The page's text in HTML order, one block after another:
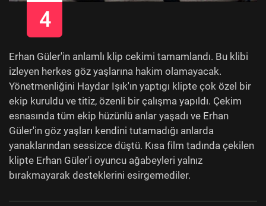
4
Erhan Güler'in anlamlı klip cekimi tamamlandı. Bu klibi
izleyen herkes göz yaşlarına hakim olamayacak.
Yönetmenliğini Haydar Işık'ın yaptıgı klipte çok özel bir
ekip kuruldu ve titiz, özenli bir çalışma yapıldı. Çekim
esnasında tüm ekip hüzünlü anlar yaşadı ve Erhan
Güler'in göz yaşları kendini tutamadığı anlarda
yanaklarından sessizce düştü. Kısa film tadında çekilen
klipte Erhan Güler'i oyuncu ağabeyleri yalnız
bırakmayarak desteklerini esirgemediler.